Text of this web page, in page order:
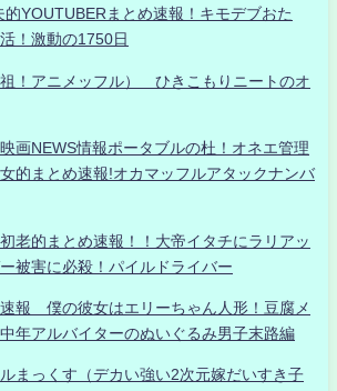
YOUTUBERまとめ速報！キモデブおた
！激動の1750日
！アニメッフル） ひきこもりニートのオ
画NEWS情報ポータブルの杜！オネエ管理
的まとめ速報!オカマッフルアタックナンバ
老的まとめ速報！！大帝イタチにラリアッ
被害に必殺！パイルドライバー
報 僕の彼女はエリーちゃん人形！豆腐メ
年アルバイターのぬいぐるみ男子末路編
まっくす（デカい強い2次元嫁だいすき子